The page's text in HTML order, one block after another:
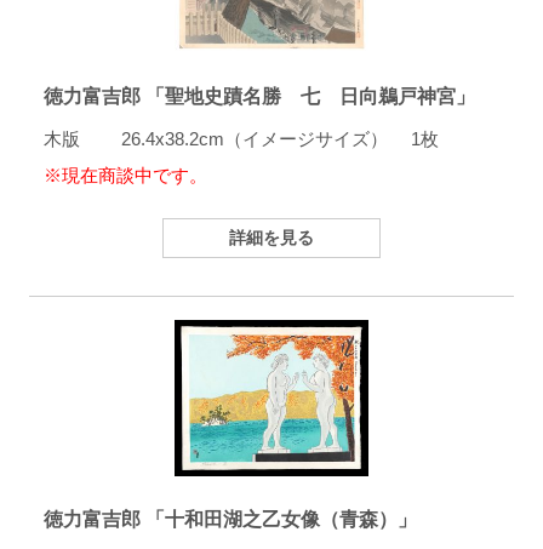
徳力富吉郎 「聖地史蹟名勝 七 日向鵜戸神宮」
木版 26.4x38.2cm（イメージサイズ） 1枚
※現在商談中です。
詳細を見る
徳力富吉郎 「十和田湖之乙女像（青森）」